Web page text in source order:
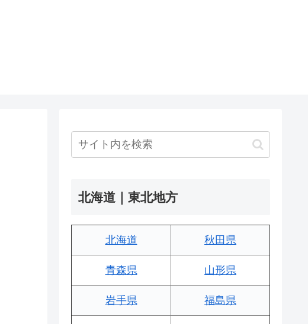
北海道｜東北地方
北海道 秋田県
青森県 山形県
岩手県 福島県